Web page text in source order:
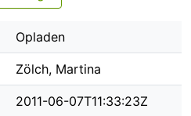
Opladen
Zölch, Martina
2011-06-07T11:33:23Z